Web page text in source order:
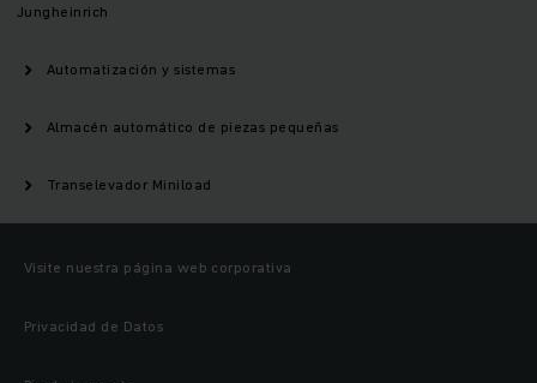
Jungheinrich
Automatización y sistemas
Almacén automático de piezas pequeñas
Transelevador Miniload
Visite nuestra página web corporativa
Privacidad de Datos